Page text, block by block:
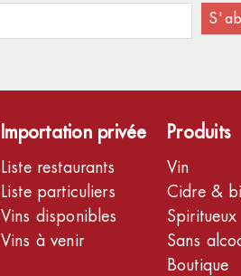
Importation privée
Liste restaurants
Liste particuliers
Vins disponibles
Vins à venir
Produits
Vin
Cidre &
Spiritueux
Sans
Boutique